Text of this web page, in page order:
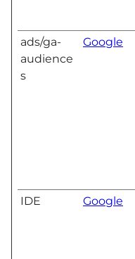
ads/ga-
audience
s
Google
IDE Google